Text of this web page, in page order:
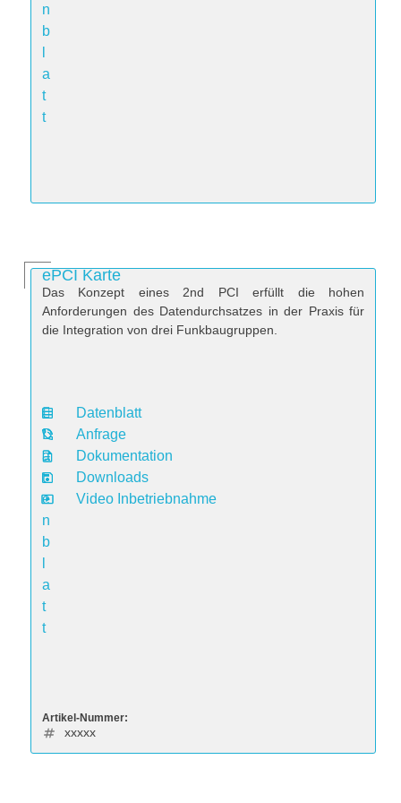
n
b
a
t
t
ePCI Karte
Das Konzept eines 2nd PCI erfüllt die hohen
Anforderungen des Datendurchsatzes in der Praxis für
die Integration von drei Funkbaugruppen.
D
a
t
e
n
b
a
t
t
Datenblatt
Anfrage
Dokumentation
Downloads
Video Inbetriebnahme
Artikel-Nummer:
xxxxx